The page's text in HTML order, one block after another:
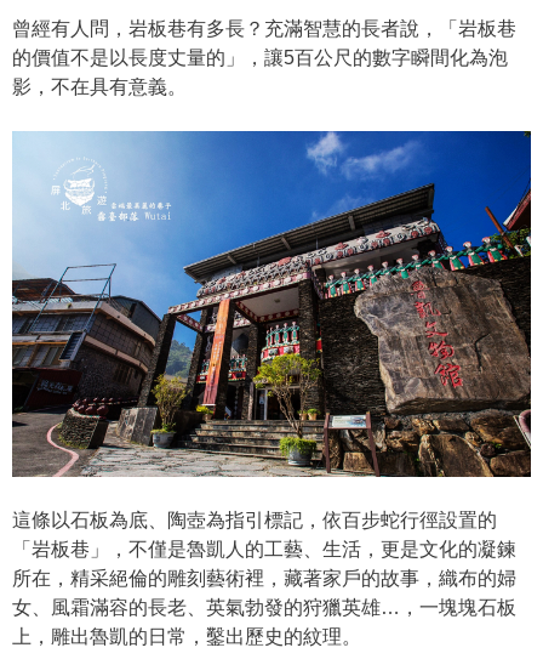
曾經有人問，​岩板巷有多長？充滿智慧的長者說，「岩板巷
的價值不是以長度丈量的」，讓5百公尺的數字瞬間化為泡
影，不在具有意義。
這條以石板為底、陶壺為指引標記，依百步蛇行徑設置的
「岩板巷」，不僅是魯凱人的工藝、生活，更是文化的凝鍊
所在，精采絕倫的雕刻藝術裡，藏著家戶的故事，織布的婦
女、風霜滿容的長老、英氣勃發的狩獵英雄…，一塊塊石板
上，雕出魯凱的日常，鑿出歷史的紋理。